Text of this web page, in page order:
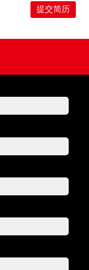
提交简历
+
+